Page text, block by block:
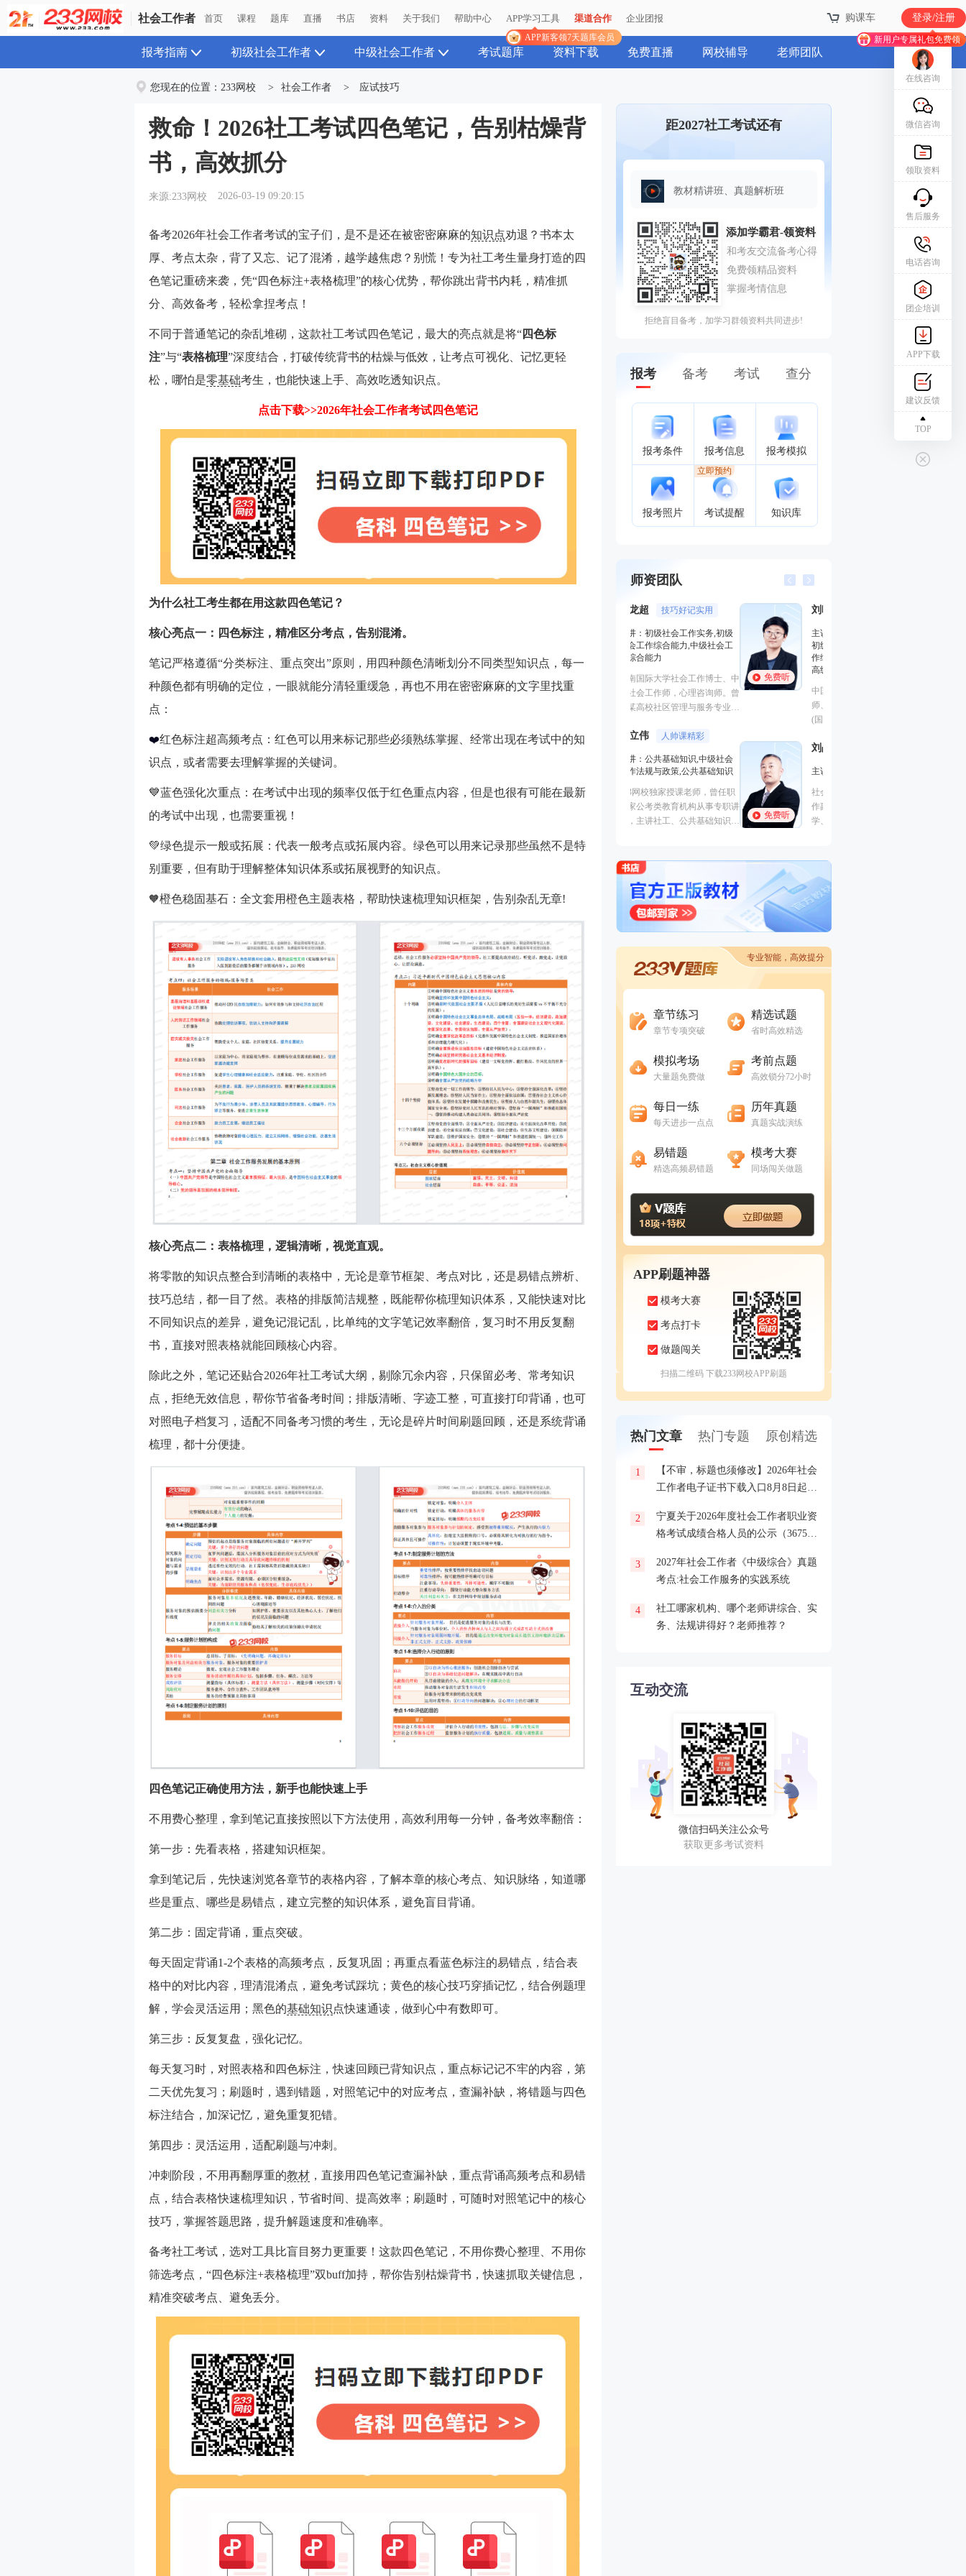
社会工作者 首页 课程 题库 直播 书店 资料 关于我们 帮助中心 APP学习工具
APP新客领7天题库会员
渠道合作 企业团报 购课车 登录/注册
新用户专属礼包免费领
报考指南 初级社会工作者 中级社会工作者 考试题库 资料下载 免费直播 网校辅导 老师团队
您现在的位置： 233网校 > 社会工作者 > 应试技巧
救命！2026社工考试四色笔记，告别枯燥背
书，高效抓分
来源:233网校 2026-03-19 09:20:15
备考2026年社会工作者考试的宝子们，是不是还在被密密麻麻的知识点劝退？书本太
厚、考点太杂，背了又忘、记了混淆，越学越焦虑？别慌！专为社工考生量身打造的四
色笔记重磅来袭，凭“四色标注+表格梳理”的核心优势，帮你跳出背书内耗，精准抓
分、高效备考，轻松拿捏考点！
不同于普通笔记的杂乱堆砌，这款社工考试四色笔记，最大的亮点就是将“四色标
注”与“表格梳理”深度结合，打破传统背书的枯燥与低效，让考点可视化、记忆更轻
松，哪怕是零基础考生，也能快速上手、高效吃透知识点。
点击下载>>2026年社会工作者考试四色笔记
为什么社工考生都在用这款四色笔记？
核心亮点一：四色标注，精准区分考点，告别混淆。
笔记严格遵循“分类标注、重点突出”原则，用四种颜色清晰划分不同类型知识点，每一
种颜色都有明确的定位，一眼就能分清轻重缓急，再也不用在密密麻麻的文字里找重
点：
❤️红色标注超高频考点：红色可以用来标记那些必须熟练掌握、经常出现在考试中的知
识点，或者需要去理解掌握的关键词。
💙蓝色强化次重点：在考试中出现的频率仅低于红色重点内容，但是也很有可能在最新
的考试中出现，也需要重视！
💚绿色提示一般或拓展：代表一般考点或拓展内容。绿色可以用来记录那些虽然不是特
别重要，但有助于理解整体知识体系或拓展视野的知识点。
🧡橙色稳固基石：全文套用橙色主题表格，帮助快速梳理知识框架，告别杂乱无章!
核心亮点二：表格梳理，逻辑清晰，视觉直观。
将零散的知识点整合到清晰的表格中，无论是章节框架、考点对比，还是易错点辨析、
技巧总结，都一目了然。表格的排版简洁规整，既能帮你梳理知识体系，又能快速对比
不同知识点的差异，避免记混记乱，比单纯的文字笔记效率翻倍，复习时不用反复翻
书，直接对照表格就能回顾核心内容。
除此之外，笔记还贴合2026年社工考试大纲，剔除冗余内容，只保留必考、常考知识
点，拒绝无效信息，帮你节省备考时间；排版清晰、字迹工整，可直接打印背诵，也可
对照电子档复习，适配不同备考习惯的考生，无论是碎片时间刷题回顾，还是系统背诵
梳理，都十分便捷。
四色笔记正确使用方法，新手也能快速上手
不用费心整理，拿到笔记直接按照以下方法使用，高效利用每一分钟，备考效率翻倍：
第一步：先看表格，搭建知识框架。
拿到笔记后，先快速浏览各章节的表格内容，了解本章的核心考点、知识脉络，知道哪
些是重点、哪些是易错点，建立完整的知识体系，避免盲目背诵。
第二步：固定背诵，重点突破。
每天固定背诵1-2个表格的高频考点，反复巩固；再重点看蓝色标注的易错点，结合表
格中的对比内容，理清混淆点，避免考试踩坑；黄色的核心技巧穿插记忆，结合例题理
解，学会灵活运用；黑色的基础知识点快速通读，做到心中有数即可。
第三步：反复复盘，强化记忆。
每天复习时，对照表格和四色标注，快速回顾已背知识点，重点标记记不牢的内容，第
二天优先复习；刷题时，遇到错题，对照笔记中的对应考点，查漏补缺，将错题与四色
标注结合，加深记忆，避免重复犯错。
第四步：灵活运用，适配刷题与冲刺。
冲刺阶段，不用再翻厚重的教材 ，直接用四色笔记查漏补缺，重点背诵高频考点和易错
点，结合表格快速梳理知识，节省时间、提高效率；刷题时，可随时对照笔记中的核心
技巧，掌握答题思路，提升解题速度和准确率。
备考社工考试，选对工具比盲目努力更重要！这款四色笔记，不用你费心整理、不用你
筛选考点，“四色标注+表格梳理”双buff加持，帮你告别枯燥背书，快速抓取关键信息，
精准突破考点、避免丢分。
距2027社工考试还有
教材精讲班、真题解析班
拒绝盲目备考，加学习群领资料共同进步!
报考 备考 考试 查分
报考条件 报考信息 报考模拟
报考照片 考试提醒
立即预约
知识库
师资团队
免费听
刘晓晨
主讲：初级社会工作综合能力,
初级社会工作实务,中级社会工
作综合能力,中级社会工作实务,
高级社会工作实务
中国人民大学硕士，社会工作
师、心理咨询师，曾四次担任Ja
(国际青年成就)大学生事业起航
课程团队队长，在《社会福
利》、《中国社会报》、《中国
妇女报》、《中国发展简报》等
报刊杂志发表专业文章20余篇。
议题包括：儿童权利、社区发
展、社会性别、NGO倡导等。
免费听
案例讲解透彻
主讲：中级社会工作实务
社会工作专业硕士，高校社会工
作副教授，多年社会工作专业教
学、科研经验。
专业智能，高效提分
章节练习
章节专项突破
精选试题
省时高效精选
模拟考场
大量题免费做
考前点题
高效锁分72小时
每日一练
每天进步一点点
历年真题
真题实战演练
易错题
精选高频易错题
模考大赛
同场闯关做题
APP刷题神器
模考大赛
考点打卡
做题闯关
扫描二维码 下载233网校APP刷题
热门文章 热门专题 原创精选
1
【不审，标题也须修改】2026年社会
工作者电子证书下载入口8月8日起开
2
宁夏关于2026年度社会工作者职业资
格考试成绩合格人员的公示（3675
3
2027年社会工作者《中级综合》真题
考点:社会工作服务的实践系统
4
社工哪家机构、哪个老师讲综合、实
务、法规讲得好？老师推荐？
互动交流
微信扫码关注公众号
获取更多考试资料
在线咨询
微信咨询
领取资料
售后服务
电话咨询
团企培训
APP下载
建议反馈
TOP